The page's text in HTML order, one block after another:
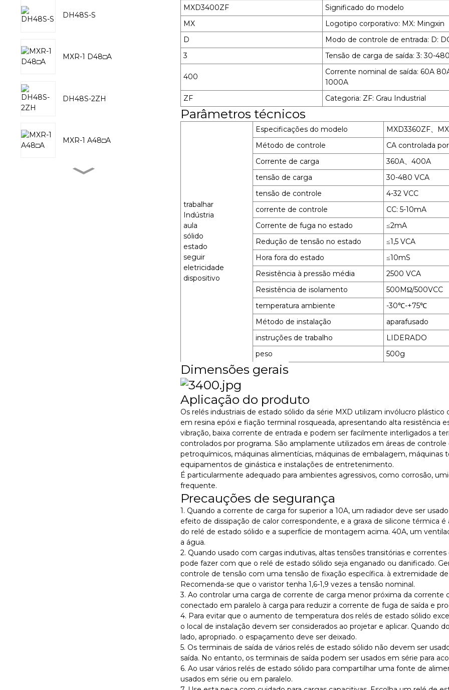
DH48S-S
MXR-1 D48□A
DH48S-2ZH
MXR-1 A48□A
MXD3400ZF
Significado do modelo
MX
Logotipo corporativo: MX: Mingxin
D
Modo de controle de entrada: D:
3
Tensão de carga de saída: 3: 30-
400
Corrente nominal de saída: 60A
1000A
ZF
Categoria: ZF: Grau Industrial
Parâmetros técnicos
trabalhar
Indústria
aula
sólido
estado
seguir
eletricidade
dispositivo
Especificações do modelo
MXD3360ZF、
Método de controle
CA controlada por
Corrente de carga
360A、400A
tensão de carga
30-480 VCA
tensão de controle
4-32 VCC
corrente de controle
CC: 5-10mA
Corrente de fuga no estado
≤2mA
Redução de tensão no estado
≤1,5 VCA
Hora fora do estado
≤10mS
Resistência à pressão média
2500 VCA
Resistência de isolamento
500MΩ/500VCC
temperatura ambiente
-30℃-+75℃
Método de instalação
aparafusado
instruções de trabalho
LIDERADO
peso
500g
Dimensões gerais
Aplicação do produto
Os relés industriais de estado sólido da série MXD utilizam invólucro
em resina epóxi e fiação terminal rosqueada, apresentando alta resistência
vibração, baixa corrente de entrada e podem ser facilmente interligados a
controlados por programa. São amplamente utilizados em áreas de
petroquímicos, máquinas alimentícias, máquinas de embalagem, máquinas
equipamentos de ginástica e instalações de entretenimento.
É particularmente adequado para ambientes agressivos, como corrosão,
frequente.
Precauções de segurança
1. Quando a corrente de carga for superior a 10A, um radiador deve ser
efeito de dissipação de calor correspondente, e a graxa de silicone térmica
do relé de estado sólido e a superfície de montagem acima. 40A, um
a água.
2. Quando usado com cargas indutivas, altas tensões transitórias e
pode fazer com que o relé de estado sólido seja enganado ou danificado.
controle de tensão com uma tensão de fixação específica. à extremidade
Recomenda-se que o varistor tenha 1,6-1,9 vezes a tensão nominal.
3. Ao controlar uma carga de corrente de carga menor próxima da
conectado em paralelo à carga para reduzir a corrente de fuga de saída e
4. Para evitar que o aumento de temperatura dos relés de estado sólido
o local de instalação devem ser considerados ao projetar e aplicar. Quando
lado, apropriado. o espaçamento deve ser deixado.
5. Os terminais de saída de vários relés de estado sólido não devem ser
saída. No entanto, os terminais de saída podem ser usados ​​em série para
6. Ao usar vários relés de estado sólido para compartilhar uma fonte de
usados ​​em série ou em paralelo.